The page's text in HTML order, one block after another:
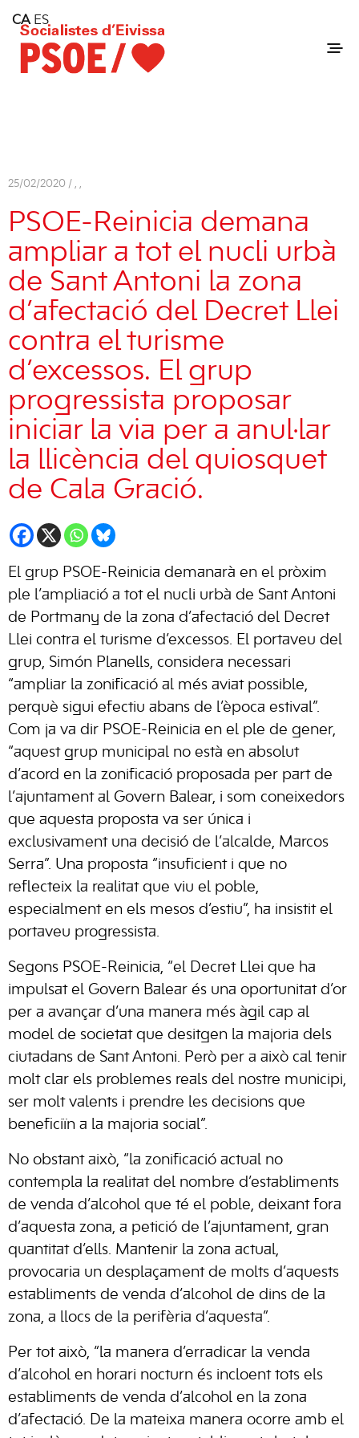
Consell Insular d'Eivissa
Services
Contact
25/02/2020 / , ,
PSOE-Reinicia demana
ampliar a tot el nucli urbà
de Sant Antoni la zona
d’afectació del Decret Llei
contra el turisme
d’excessos. El grup
progressista proposar
iniciar la via per a anul·lar
la llicència del quiosquet
de Cala Gració.
El grup PSOE-Reinicia demanarà en el pròxim
ple l’ampliació a tot el nucli urbà de Sant Antoni
de Portmany de la zona d’afectació del Decret
Llei contra el turisme d’excessos. El portaveu del
grup, Simón Planells, considera necessari
“ampliar la zonificació al més aviat possible,
perquè sigui efectiu abans de l’època estival”.
Com ja va dir PSOE-Reinicia en el ple de gener,
“aquest grup municipal no està en absolut
d’acord en la zonificació proposada per part de
l’ajuntament al Govern Balear, i som coneixedors
que aquesta proposta va ser única i
exclusivament una decisió de l’alcalde, Marcos
Serra”. Una proposta “insuficient i que no
reflecteix la realitat que viu el poble,
especialment en els mesos d’estiu”, ha insistit el
portaveu progressista.
Segons PSOE-Reinicia, “el Decret Llei que ha
impulsat el Govern Balear és una oportunitat d’or
per a avançar d’una manera més àgil cap al
model de societat que desitgen la majoria dels
ciutadans de Sant Antoni. Però per a això cal tenir
molt clar els problemes reals del nostre municipi,
ser molt valents i prendre les decisions que
beneficiïn a la majoria social”.
No obstant això, “la zonificació actual no
contempla la realitat del nombre d’establiments
de venda d’alcohol que té el poble, deixant fora
d’aquesta zona, a petició de l’ajuntament, gran
quantitat d’ells. Mantenir la zona actual,
provocaria un desplaçament de molts d’aquests
establiments de venda d’alcohol de dins de la
zona, a llocs de la perifèria d’aquesta”.
Per tot això, “la manera d’erradicar la venda
d’alcohol en horari nocturn és incloent tots els
establiments de venda d’alcohol en la zona
d’afectació. De la mateixa manera ocorre amb el
CA ES